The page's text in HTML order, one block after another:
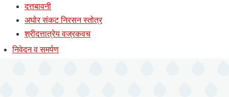
दत्तबावनी
अघोर संकट निरसन स्तोत्र
श्रीदत्तात्रेय वज्रकवच
निवेदन व समर्पण